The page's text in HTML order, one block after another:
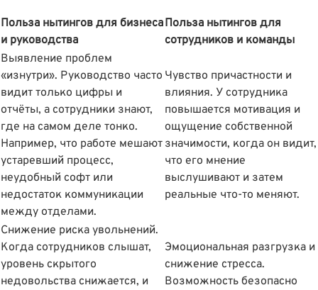
Польза нытингов для бизнеса
и руководства
Польза нытингов для
сотрудников и команды
Выявление проблем
«изнутри». Руководство часто
видит только цифры и
отчëты, а сотрудники знают,
где на самом деле тонко.
Например, что работе мешают
устаревший процесс,
неудобный софт или
недостаток коммуникации
между отделами.
Чувство причастности и
влияния. У сотрудника
повышается мотивация и
ощущение собственной
значимости, когда он видит,
что его мнение
выслушивают и затем
реальные что-то меняют.
Снижение риска увольнений.
Когда сотрудников слышат,
уровень скрытого
недовольства снижается, и
Эмоциональная разгрузка и
снижение стресса.
Возможность безопасно